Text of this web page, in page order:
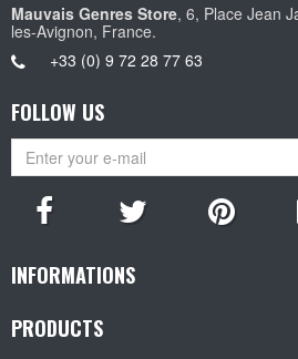
Mauvais Genres Store, 6, Place Jean
les-Avignon, France.
+33 (0) 9 72 28 77 63
FOLLOW US
INFORMATIONS
PRODUCTS